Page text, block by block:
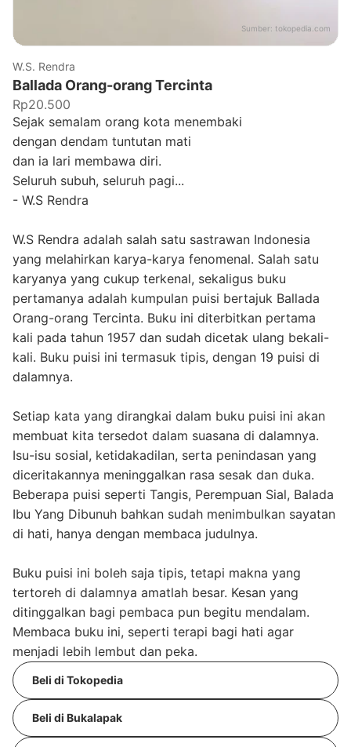
Sumber: tokopedia.com
W.S. Rendra
Ballada Orang-orang Tercinta
Rp20.500
Sejak semalam orang kota menembaki
dengan dendam tuntutan mati
dan ia lari membawa diri.
Seluruh subuh, seluruh pagi...
- W.S Rendra
W.S Rendra adalah salah satu sastrawan Indonesia
yang melahirkan karya-karya fenomenal. Salah satu
karyanya yang cukup terkenal, sekaligus buku
pertamanya adalah kumpulan puisi bertajuk Ballada
Orang-orang Tercinta. Buku ini diterbitkan pertama
kali pada tahun 1957 dan sudah dicetak ulang bekali-
kali. Buku puisi ini termasuk tipis, dengan 19 puisi di
dalamnya.
Setiap kata yang dirangkai dalam buku puisi ini akan
membuat kita tersedot dalam suasana di dalamnya.
Isu-isu sosial, ketidakadilan, serta penindasan yang
diceritakannya meninggalkan rasa sesak dan duka.
Beberapa puisi seperti Tangis, Perempuan Sial, Balada
Ibu Yang Dibunuh bahkan sudah menimbulkan sayatan
di hati, hanya dengan membaca judulnya.
Buku puisi ini boleh saja tipis, tetapi makna yang
tertoreh di dalamnya amatlah besar. Kesan yang
ditinggalkan bagi pembaca pun begitu mendalam.
Membaca buku ini, seperti terapi bagi hati agar
menjadi lebih lembut dan peka.
Beli di Tokopedia
Beli di Bukalapak